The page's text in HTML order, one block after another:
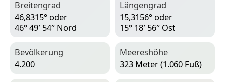
Breitengrad
46,8315° oder
46° 49′ 54″ Nord
Längengrad
15,3156° oder
15° 18′ 56″ Ost
Bevölkerung
4.200
Meereshöhe
323 Meter (1.060 Fuß)